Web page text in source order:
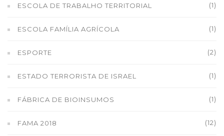
ESCOLA DE TRABALHO TERRITORIAL (1)
ESCOLA FAMÍLIA AGRÍCOLA (1)
ESPORTE (2)
ESTADO TERRORISTA DE ISRAEL (1)
FÁBRICA DE BIOINSUMOS (1)
FAMA 2018 (12)